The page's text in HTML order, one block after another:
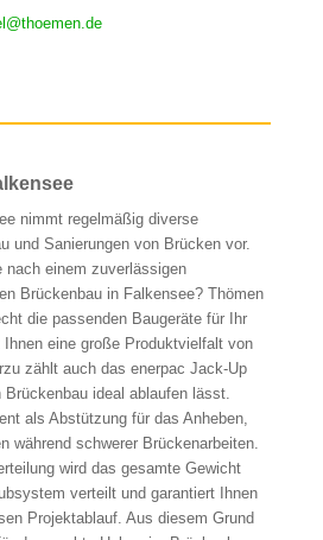
nimmt regelmäßig diverse
und Sanierungen von Brücken vor.
einem zuverlässigen
Brückenbau in Falkensee? Thömen
die passenden Baugeräte für Ihr
eine große Produktvielfalt von
zählt auch das enerpac Jack-Up
ideal ablaufen lässt.
als Abstützung für das Anheben,
während schwerer Brückenarbeiten.
wird das gesamte Gewicht
verteilt und garantiert Ihnen
Projektablauf. Aus diesem Grund